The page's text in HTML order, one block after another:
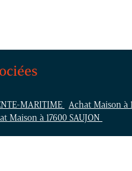
MARITIME
Achat Maison à
Maison à 17600 SAUJON